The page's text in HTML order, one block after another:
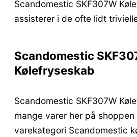
Scandomestic SKF307W
assisterer i de ofte lidt
Scandomestic
Kølefryseskab
Scandomestic SKF307W
mange varer her på
varekategori Scandomestic